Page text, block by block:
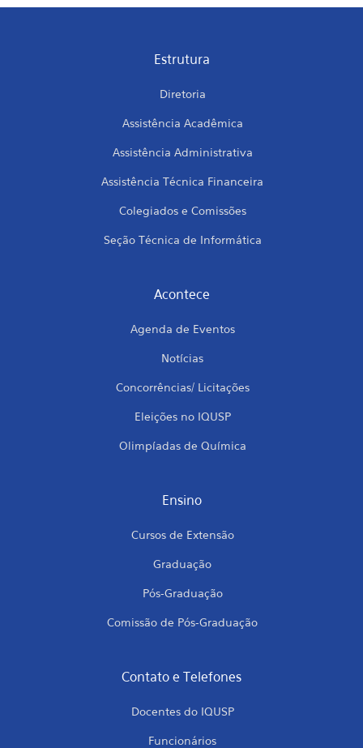
Estrutura
Diretoria
Assistência Acadêmica
Assistência Administrativa
Assistência Técnica Financeira
Colegiados e Comissões
Seção Técnica de Informática
Acontece
Agenda de Eventos
Notícias
Concorrências/ Licitações
Eleições no IQUSP
Olimpíadas de Química
Ensino
Cursos de Extensão
Graduação
Pós-Graduação
Comissão de Pós-Graduação
Contato e Telefones
Docentes do IQUSP
Funcionários